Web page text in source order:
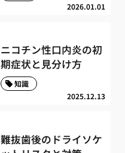
2026.01.01
ニコチン性口内炎の初
期症状と見分け方
2025.12.13
知識
難抜歯後のドライソケ